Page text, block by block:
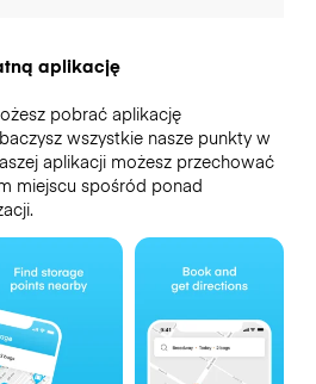
aplikację
pobrać aplikację
wszystkie nasze punkty w
aplikacji możesz przechować
miejscu spośród ponad